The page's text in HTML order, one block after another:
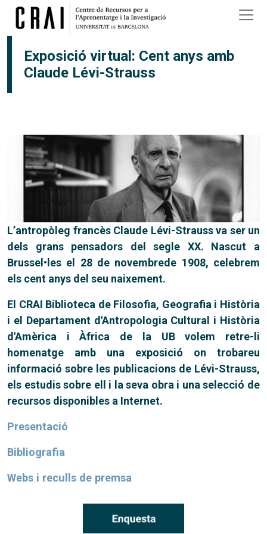
Vés al contingut
Exposició virtual: Cent anys amb
Claude Lévi-Strauss
L’antropòleg francès Claude Lévi-Strauss va ser un
dels grans pensadors del segle XX. Nascut a
Brussel•les el 28 de novembrede 1908, celebrem
els cent anys del seu naixement.
El CRAI Biblioteca de Filosofia, Geografia i Història
i el Departament d'Antropologia Cultural i Història
d'Amèrica i Àfrica de la UB volem retre-li
homenatge amb una exposició on trobareu
informació sobre les publicacions de Lévi-Strauss,
els estudis sobre ell i la seva obra i una selecció de
recursos disponibles a Internet.
Presentació
Bibliografia
Webs i reculls de premsa